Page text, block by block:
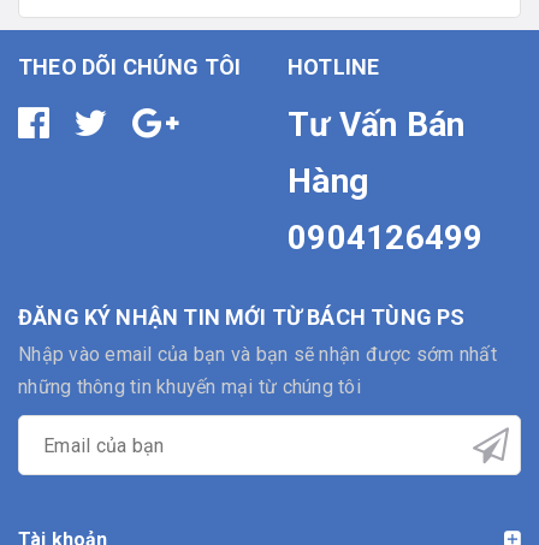
THEO DÕI CHÚNG TÔI HOTLINE
Tư Vấn Bán
Hàng
0904126499
ĐĂNG KÝ NHẬN TIN MỚI TỪ BÁCH TÙNG PS
Nhập vào email của bạn và bạn sẽ nhận được sớm nhất
những thông tin khuyến mại từ chúng tôi
Tài khoản